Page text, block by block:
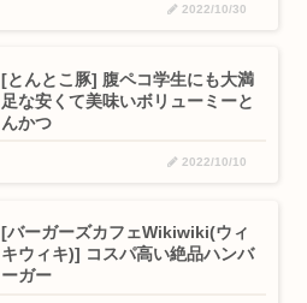
2022/10/30
[とんとこ豚] 腹ペコ学生にも大満
足な安くて美味いボリューミーと
んかつ
2022/10/10
[バーガーズカフェWikiwiki(ウィ
キウィキ)] コスパ高い絶品ハンバ
ーガー